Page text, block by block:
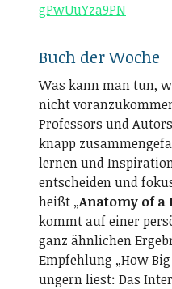
gPwUuYza9PN
Buch der Woche
Was kann man tun,
nicht
Professors und
knapp
lernen und
entscheiden und
heißt „Anatomy of a
kommt auf einer
ganz ähnlichen
Empfehlung „How
ungern liest: Das